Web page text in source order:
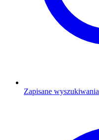
Zapisane wyszukiwania